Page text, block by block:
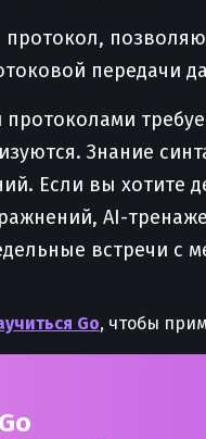
передачи
Знание
Если вы хотите
AI-
встречи с
Go, чтобы